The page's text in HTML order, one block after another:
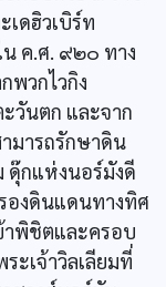
เดฮิวเบิร์ท
ค.ศ. ๙๒๐ ทาง
พวกไวกิง
วันตก และจาก
มารถรักษาดิน
ดุ๊กแห่งนอร์มังดี
องดินแดนทางทิศ
าพิชิตและครอบ
ะเจ้าวิลเลียมที่